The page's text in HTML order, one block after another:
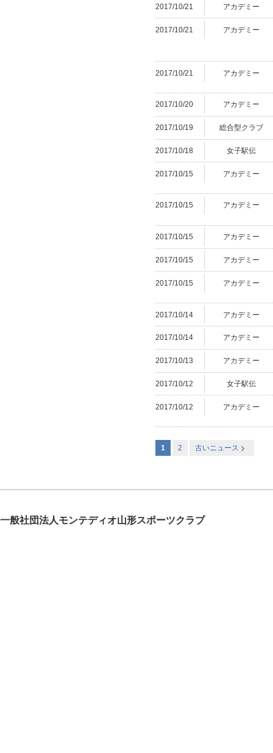
2017/10/21 アカデミー
2017/10/21 アカデミー
2017/10/21 アカデミー
2017/10/20 アカデミー
2017/10/19 総合型クラブ
2017/10/18 女子駅伝
2017/10/15 アカデミー
2017/10/15 アカデミー
2017/10/15 アカデミー
2017/10/15 アカデミー
2017/10/15 アカデミー
2017/10/14 アカデミー
2017/10/14 アカデミー
2017/10/13 アカデミー
2017/10/12 女子駅伝
2017/10/12 アカデミー
1 2 古いニュース
一般社団法人モンテディオ山形スポーツクラブ